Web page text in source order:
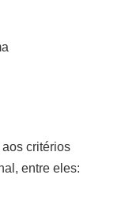
critérios
entre eles: